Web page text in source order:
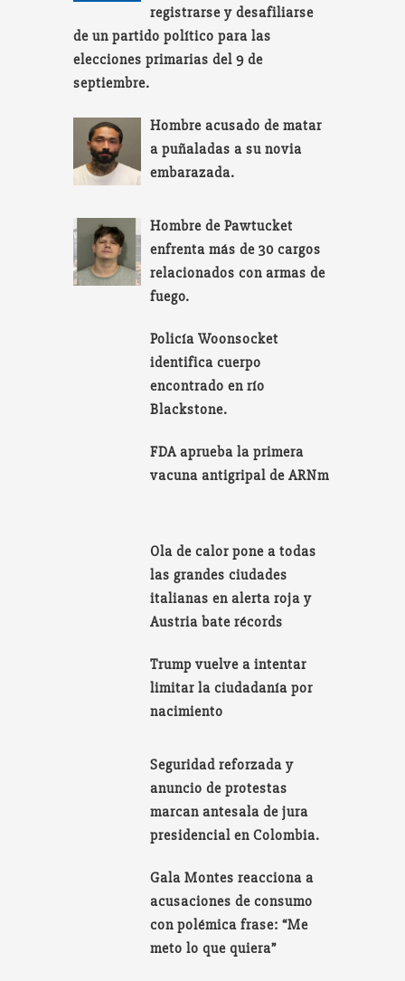
registrarse y desafiliarse
de un partido político para las
elecciones primarias del 9 de
septiembre.
Hombre acusado de matar
a puñaladas a su novia
embarazada.
Hombre de Pawtucket
enfrenta más de 30 cargos
relacionados con armas de
fuego.
Policía Woonsocket
identifica cuerpo
encontrado en río
Blackstone.
FDA aprueba la primera
vacuna antigripal de ARNm
Ola de calor pone a todas
las grandes ciudades
italianas en alerta roja y
Austria bate récords
Trump vuelve a intentar
limitar la ciudadanía por
nacimiento
Seguridad reforzada y
anuncio de protestas
marcan antesala de jura
presidencial en Colombia.
Gala Montes reacciona a
acusaciones de consumo
con polémica frase: “Me
meto lo que quiera”